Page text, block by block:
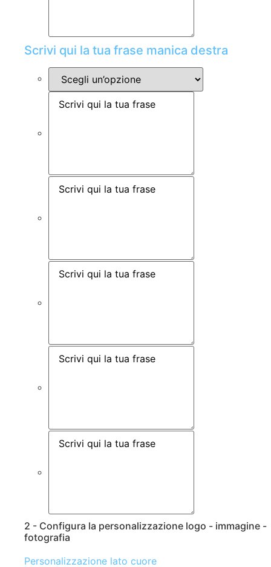
Scrivi qui la tua frase manica destra
2 - Configura la personalizzazione logo - immagine -
fotografia
Personalizzazione lato cuore